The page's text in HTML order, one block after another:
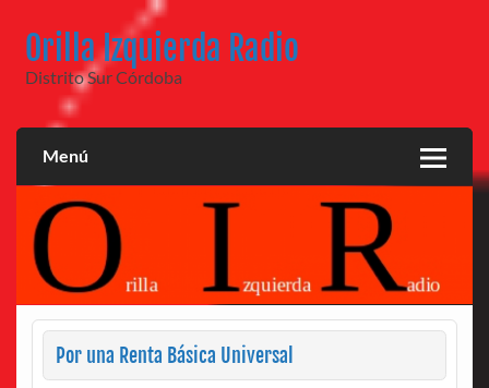
contenido
Orilla Izquierda Radio
Distrito Sur Córdoba
Menú
Por una Renta Básica Universal